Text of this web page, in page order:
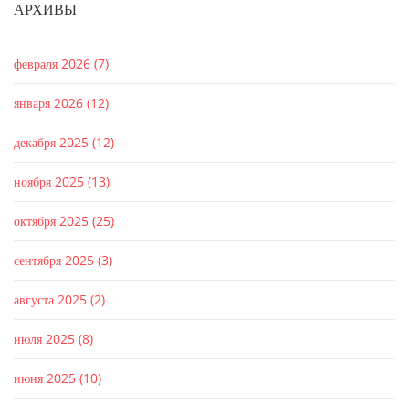
АРХИВЫ
февраля 2026 (7)
января 2026 (12)
декабря 2025 (12)
ноября 2025 (13)
октября 2025 (25)
сентября 2025 (3)
августа 2025 (2)
июля 2025 (8)
июня 2025 (10)